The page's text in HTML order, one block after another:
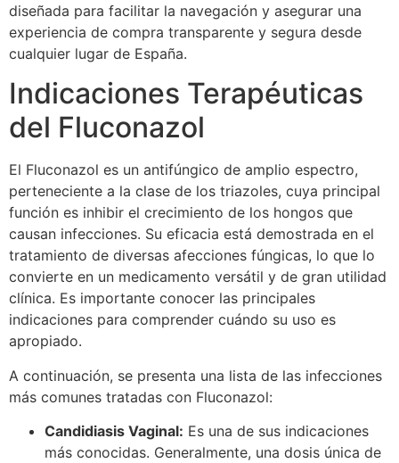
diseñada para facilitar la navegación y asegurar una
experiencia de compra transparente y segura desde
cualquier lugar de España.
Indicaciones Terapéuticas
del Fluconazol
El Fluconazol es un antifúngico de amplio espectro,
perteneciente a la clase de los triazoles, cuya principal
función es inhibir el crecimiento de los hongos que
causan infecciones. Su eficacia está demostrada en el
tratamiento de diversas afecciones fúngicas, lo que lo
convierte en un medicamento versátil y de gran utilidad
clínica. Es importante conocer las principales
indicaciones para comprender cuándo su uso es
apropiado.
A continuación, se presenta una lista de las infecciones
más comunes tratadas con Fluconazol:
Candidiasis Vaginal: Es una de sus indicaciones
más conocidas. Generalmente, una dosis única de